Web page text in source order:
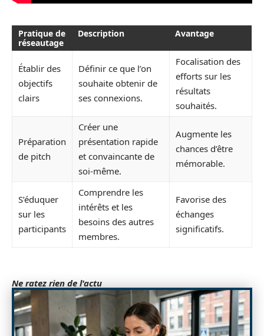
Pratique de
réseautage
Description Avantage
Établir des
objectifs
clairs
Définir ce que l’on
souhaite obtenir de
ses connexions.
Focalisation des
efforts sur les
résultats
souhaités.
Préparation
de pitch
Créer une
présentation rapide
et convaincante de
soi-même.
Augmente les
chances d’être
mémorable.
S’éduquer
sur les
participants
Comprendre les
intérêts et les
besoins des autres
membres.
Favorise des
échanges
significatifs.
Ne ratez rien de l'actu